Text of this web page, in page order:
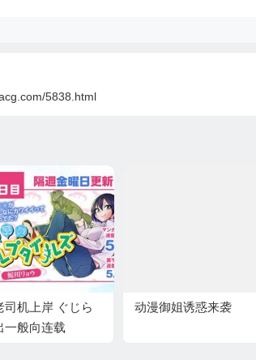
5838.html
司机上岸 ぐじら
一般向连载
动漫御姐诱惑来袭